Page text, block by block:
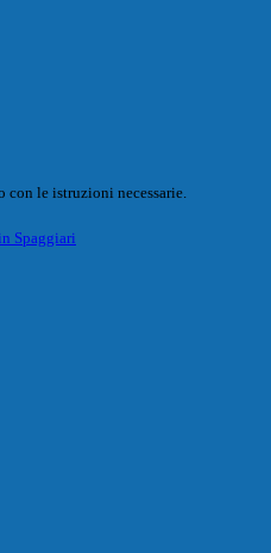
le istruzioni necessarie.
Spaggiari